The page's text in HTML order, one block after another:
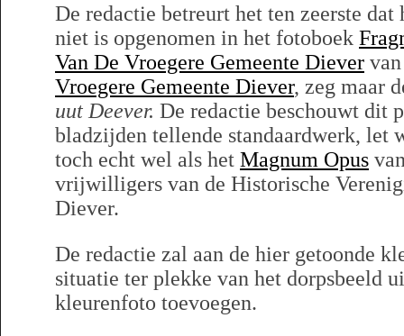
De redactie betreurt het ten zeerste
niet is opgenomen in het fotoboek
Van De Vroegere Gemeente Diever
Vroegere Gemeente Diever, zeg maar
uut Deever. De redactie beschouwt dit
bladzijden tellende standaardwerk, let
toch echt wel als het Magnum Opus
vrijwilligers van de Historische
Diever.
De redactie zal aan de hier getoonde
situatie ter plekke van het dorpsbeeld
kleurenfoto toevoegen.